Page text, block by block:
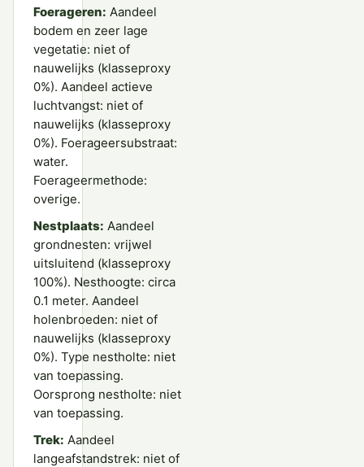
Foerageren: Aandeel
bodem en zeer lage
vegetatie: niet of
nauwelijks (klasseproxy
0%). Aandeel actieve
luchtvangst: niet of
nauwelijks (klasseproxy
0%). Foerageersubstraat:
water.
Foerageermethode:
overige.
Nestplaats: Aandeel
grondnesten: vrijwel
uitsluitend (klasseproxy
100%). Nesthoogte: circa
0.1 meter. Aandeel
holenbroeden: niet of
nauwelijks (klasseproxy
0%). Type nestholte: niet
van toepassing.
Oorsprong nestholte: niet
van toepassing.
Trek: Aandeel
langeafstandstrek: niet of